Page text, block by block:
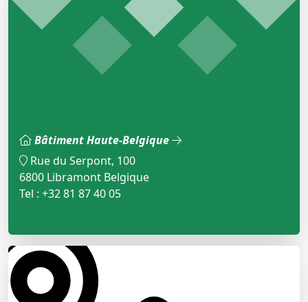
Bâtiment Haute-Belgique
Rue du Serpont, 100
6800 Libramont Belgique
Tel : +32 81 87 40 05